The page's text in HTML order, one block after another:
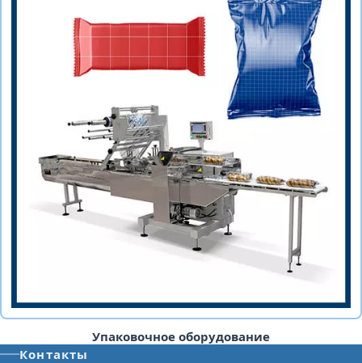
Упаковочное оборудование
Контакты